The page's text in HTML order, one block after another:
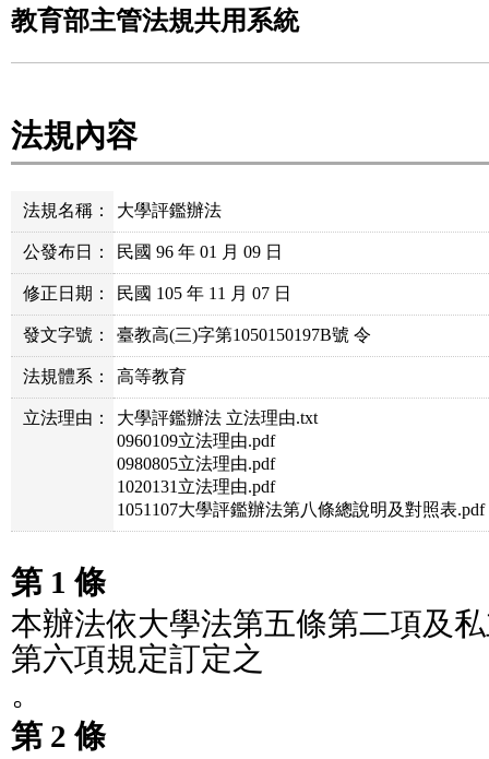
教育部主管法規共用系統
法規內容
法規名稱： 大學評鑑辦法
公發布日： 民國 96 年 01 月 09 日
修正日期： 民國 105 年 11 月 07 日
發文字號： 臺教高(三)字第1050150197B號 令
法規體系： 高等教育
立法理由：
大學評鑑辦法 立法理由.txt
0960109立法理由.pdf
0980805立法理由.pdf
1020131立法理由.pdf
1051107大學評鑑辦法第八條總說明及對照表.pdf
第 1 條
本辦法依大學法第五條第二項及
第六項規定訂定之
。
第 2 條